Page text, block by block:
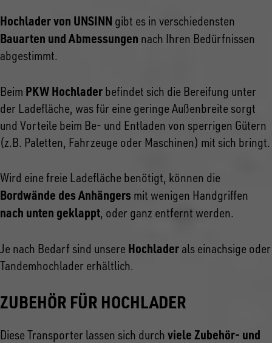
Hochlader von UNSINN gibt es in verschiedensten
Bauarten und Abmessungen nach Ihren Bedürfnissen
abgestimmt.
Beim PKW Hochlader befindet sich die Bereifung unter
der Ladefläche, was für eine geringe Außenbreite sorgt
und Vorteile beim Be- und Entladen von sperrigen Gütern
(z.B. Paletten, Fahrzeuge oder Maschinen) mit sich bringt.
Wird eine freie Ladefläche benötigt, können die
Bordwände des Anhängers mit wenigen Handgriffen
nach unten geklappt, oder ganz entfernt werden.
Je nach Bedarf sind unsere Hochlader als einachsige oder
Tandemhochlader erhältlich.
ZUBEHÖR FÜR HOCHLADER
Diese Transporter lassen sich durch viele Zubehör- und